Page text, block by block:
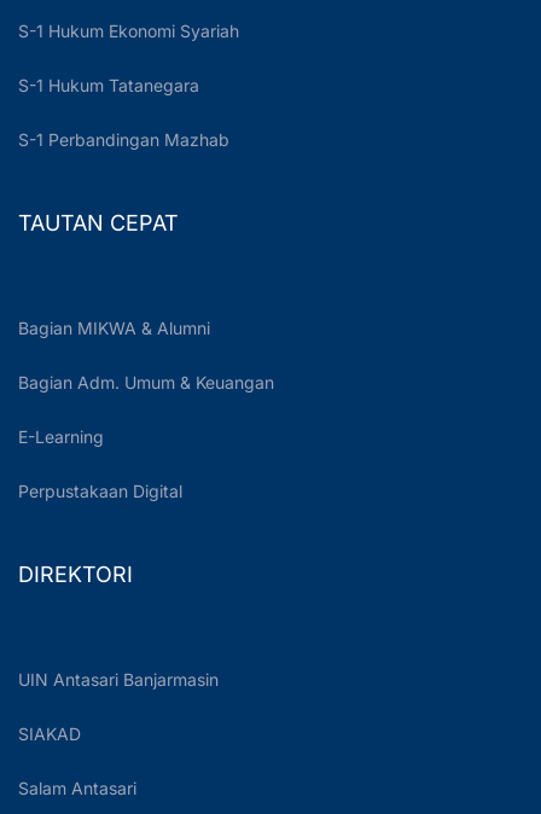
S-1 Hukum Ekonomi Syariah
S-1 Hukum Tatanegara
S-1 Perbandingan Mazhab
TAUTAN CEPAT
Bagian MIKWA & Alumni
Bagian Adm. Umum & Keuangan
E-Learning
Perpustakaan Digital
DIREKTORI
UIN Antasari Banjarmasin
SIAKAD
Salam Antasari